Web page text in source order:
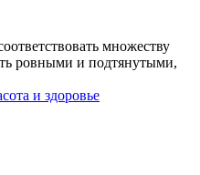
множеству
ровными и подтянутыми,
и здоровье